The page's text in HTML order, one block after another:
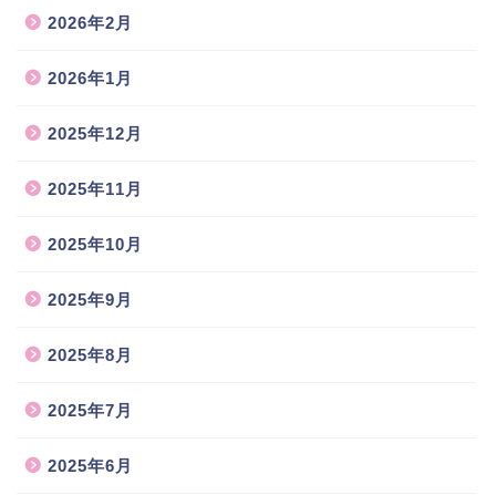
2026年2月
2026年1月
2025年12月
2025年11月
2025年10月
2025年9月
2025年8月
2025年7月
2025年6月